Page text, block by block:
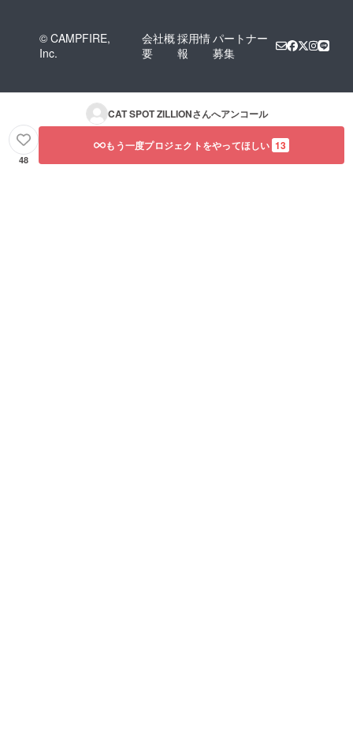
© CAMPFIRE,
Inc.
会社概
要
採用情
報
パートナー
募集
CAT SPOT ZILLIONさんへアンコール
48
もう一度プロジェクトをやってほしい 13